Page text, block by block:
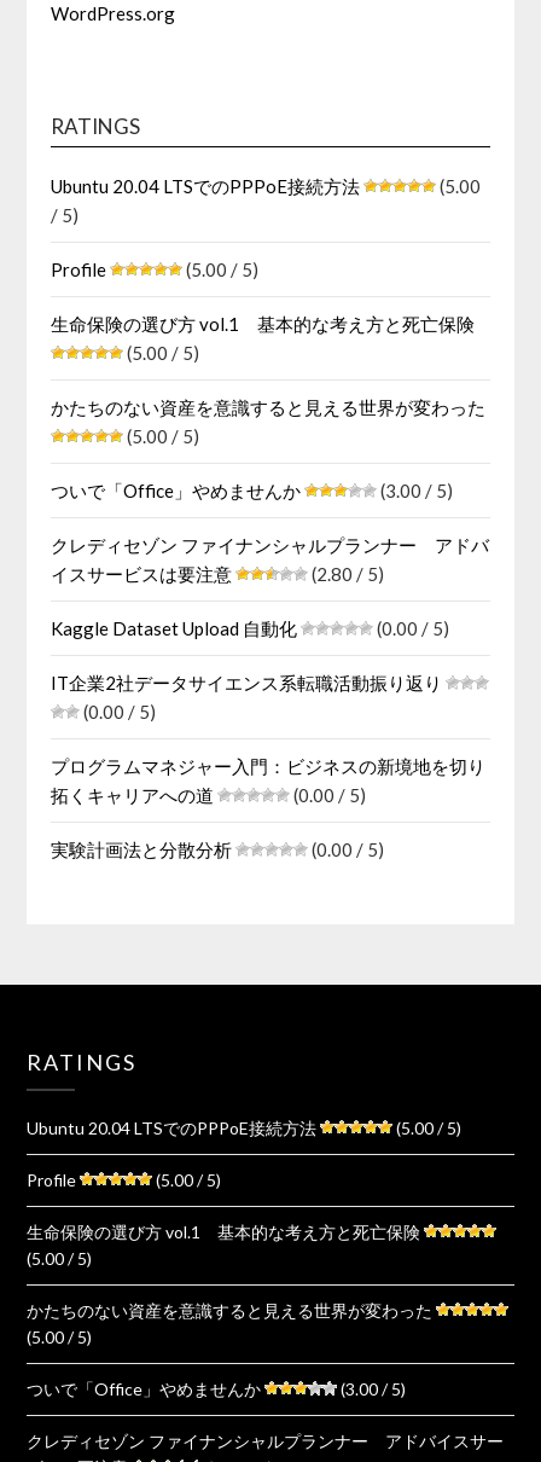
WordPress.org
RATINGS
Ubuntu 20.04 LTSでのPPPoE接続方法
(5.00
/ 5)
Profile (5.00 / 5)
生命保険の選び方 vol.1 基本的な考え方と死亡保険
(5.00 / 5)
かたちのない資産を意識すると見える世界が変わった
(5.00 / 5)
ついで「Office」やめませんか (3.00 / 5)
クレディセゾン ファイナンシャルプランナー アドバ
イスサービスは要注意
(2.80 / 5)
Kaggle Dataset Upload 自動化 (0.00 / 5)
IT企業2社データサイエンス系転職活動振り返り
(0.00 / 5)
プログラムマネジャー入門：ビジネスの新境地を切り
拓くキャリアへの道
(0.00 / 5)
実験計画法と分散分析 (0.00 / 5)
RATINGS
Ubuntu 20.04 LTSでのPPPoE接続方法 (5.00 / 5)
Profile (5.00 / 5)
生命保険の選び方 vol.1 基本的な考え方と死亡保険
(5.00 / 5)
かたちのない資産を意識すると見える世界が変わった
(5.00 / 5)
ついで「Office」やめませんか (3.00 / 5)
クレディセゾン ファイナンシャルプランナー アドバイスサー